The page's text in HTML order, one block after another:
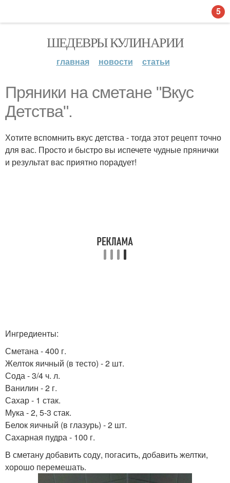
ШЕДЕВРЫ КУЛИНАРИИ
главная новости статьи
Пряники на сметане "Вкус
Детства".
Хотите вспомнить вкус детства - тогда этот рецепт точно
для вас. Просто и быстро вы испечете чудные прянички
и результат вас приятно порадует!
Ингредиенты:
Сметана - 400 г.
Желток яичный (в тесто) - 2 шт.
Сода - 3/4 ч. л.
Ванилин - 2 г.
Сахар - 1 стак.
Мука - 2, 5-3 стак.
Белок яичный (в глазурь) - 2 шт.
Сахарная пудра - 100 г.
В сметану добавить соду, погасить, добавить желтки,
хорошо перемешать.
5